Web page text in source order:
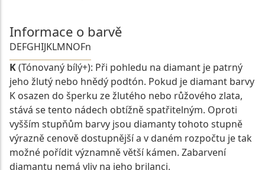
Informace o barvě
DEFGHIJKLMNOFn
K(Tónovaný bílý+): Při pohledu na diamant je patrný
jeho žlutý nebo hnědý podtón. Pokud je diamant barvy
K osazen do šperku ze žlutého nebo růžového zlata,
stává se tento nádech obtížně spatřitelným. Oproti
vyšším stupňům barvy jsou diamanty tohoto stupně
výrazně cenově dostupnější a v daném rozpočtu je tak
možné pořídit významně větší kámen. Zabarvení
diamantu nemá vliv na jeho brilanci.